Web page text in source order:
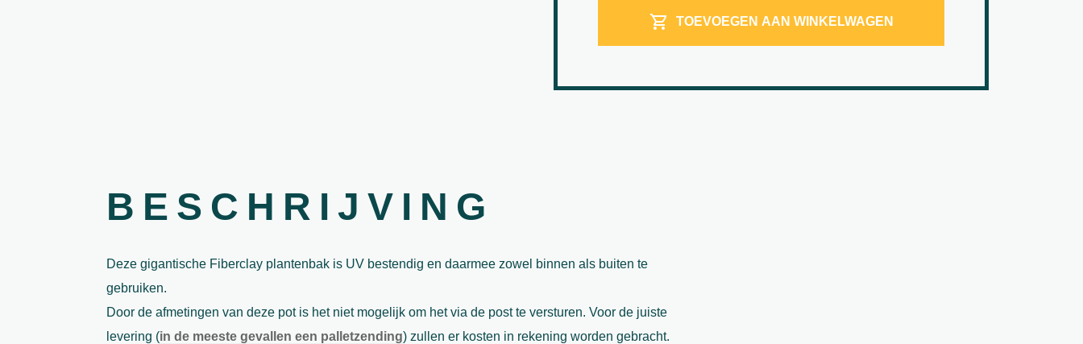
TOEVOEGEN AAN WINKELWAGEN
BESCHRIJVING
Deze gigantische Fiberclay plantenbak is UV bestendig en daarmee zowel binnen als buiten te
gebruiken.
Door de afmetingen van deze pot is het niet mogelijk om het via de post te versturen. Voor de juiste
levering (in de meeste gevallen een palletzending) zullen er kosten in rekening worden gebracht.